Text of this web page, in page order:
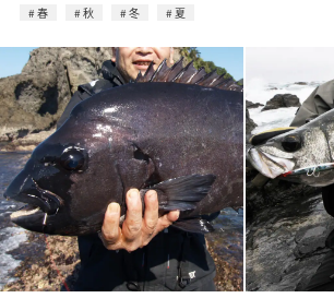
春
秋 冬 夏